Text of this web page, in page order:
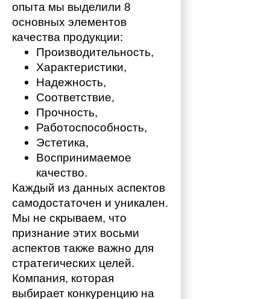
опыта мы выделили 8
основных элементов
качества продукции:
Производительность,
Характеристики,
Надежность,
Соответствие,
Прочность,
Работоспособность,
Эстетика,
Воспринимаемое
качество.
Каждый из данных аспектов
самодостаточен и уникален.
Мы не скрываем, что
признание этих восьми
аспектов также важно для
стратегических целей.
Компания, которая
выбирает конкуренцию на